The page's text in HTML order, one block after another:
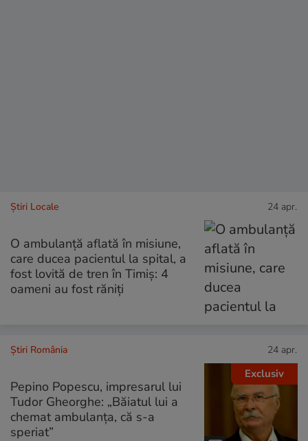
Știri Locale 24 apr.
O ambulanță aflată în misiune,
care ducea pacientul la spital, a
fost lovită de tren în Timiș: 4
oameni au fost răniți
Exclusiv
Știri România 24 apr.
Pepino Popescu, impresarul lui
Tudor Gheorghe: „Băiatul lui a
chemat ambulanța, că s-a
speriat”